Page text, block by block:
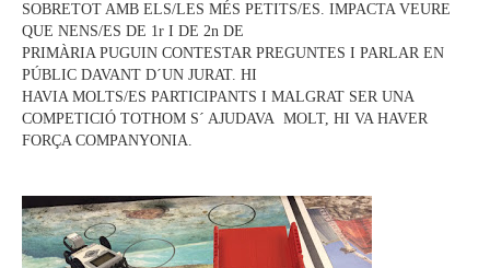
SOBRETOT AMB ELS/LES MÉS PETITS/ES. IMPACTA VEURE
QUE NENS/ES DE 1r I DE 2n DE
PRIMÀRIA PUGUIN CONTESTAR PREGUNTES I PARLAR EN
PÚBLIC DAVANT D´UN JURAT. HI
HAVIA MOLTS/ES PARTICIPANTS I MALGRAT SER UNA
COMPETICIÓ TOTHOM S´ AJUDAVA MOLT, HI VA HAVER
FORÇA COMPANYONIA.